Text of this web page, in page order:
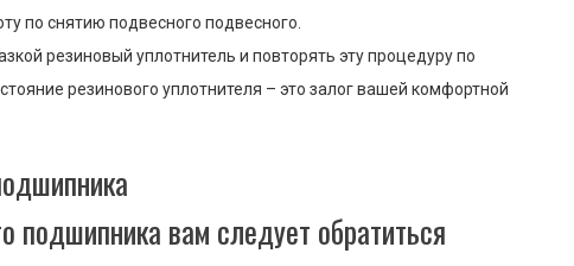
по снятию подвесного подвесного.
резиновый уплотнитель и повторять эту процедуру по
резинового уплотнителя – это залог вашей комфортной
подшипника вам следует обратиться